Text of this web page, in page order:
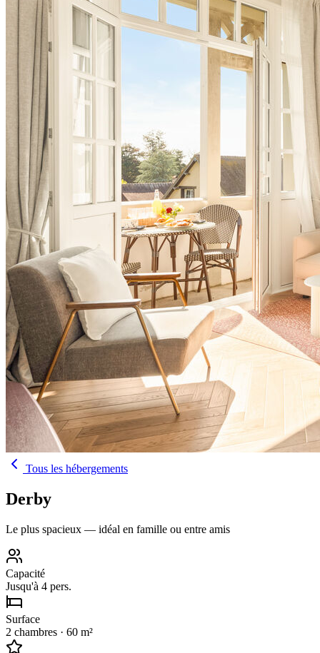
Tous les hébergements
Derby
Le plus spacieux — idéal en famille ou entre amis
Capacité
Jusqu'à 4 pers.
Surface
2 chambres · 60 m²